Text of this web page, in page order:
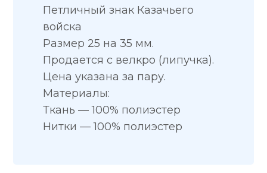
Петличный знак Казачьего
войска
Размер 25 на 35 мм.
Продается с велкро (липучка).
Цена указана за пару.
Материалы:
Ткань — 100% полиэстер
Нитки — 100% полиэстер